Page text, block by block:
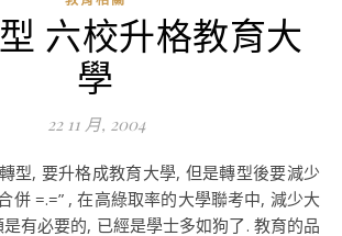
六校升格教育大
學
22 11 月, 2004
併 =.=” , 在高綠取率的大學聯考中, 減少大
有必要的, 已經是學士多如狗了. 教育的品